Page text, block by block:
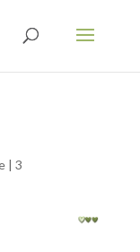
| 3